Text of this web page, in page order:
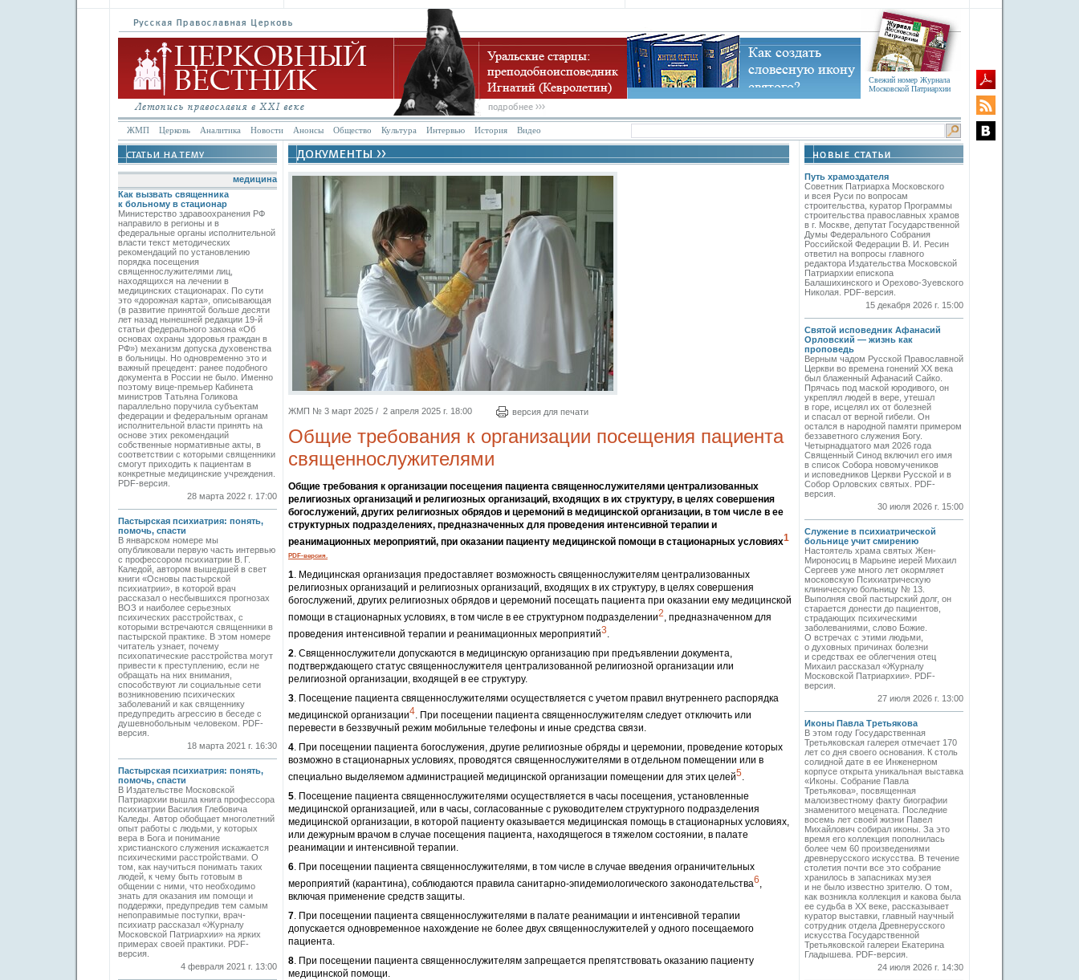
Свежий номер Журнала
Московской Патриархии
ЖМП Церковь Аналитика Новости Анонсы Общество Культура Интервью История Видео
медицина
Как вызвать священника
к больному в стационар
Министерство здравоохранения РФ
направило в регионы и в
федеральные органы исполнительной
власти текст методических
рекомендаций по установлению
порядка посещения
священнослужителями лиц,
находящихся на лечении в
медицинских стационарах. По сути
это «дорожная карта», описывающая
(в развитие принятой больше десяти
лет назад нынешней редакции 19-й
статьи федерального закона «Об
основах охраны здоровья граждан в
РФ») механизм допуска духовенства
в больницы. Но одновременно это и
важный прецедент: ранее подобного
документа в России не было. Именно
поэтому вице-премьер Кабинета
министров Татьяна Голикова
параллельно поручила субъектам
федерации и федеральным органам
исполнительной власти принять на
основе этих рекомендаций
собственные нормативные акты, в
соответствии с которыми священники
смогут приходить к пациентам в
конкретные медицинские учреждения.
PDF-версия.
28 марта 2022 г. 17:00
Пастырская психиатрия: понять,
помочь, спасти
В январском номере мы
опубликовали первую часть интервью
с профессором психиатрии В. Г.
Каледой, автором вышедшей в свет
книги «Основы пастырской
психиатрии», в которой врач
рассказал о несбывшихся прогнозах
ВОЗ и наиболее серьезных
психических расстройствах, с
которыми встречаются священники в
пастырской практике. В этом номере
читатель узнает, почему
психопатические расстройства могут
привести к преступлению, если не
обращать на них внимания,
способствуют ли социальные сети
возникновению психических
заболеваний и как священнику
предупредить агрессию в беседе с
душевнобольным человеком. PDF-
версия.
18 марта 2021 г. 16:30
Пастырская психиатрия: понять,
помочь, спасти
В Издательстве Московской
Патриархии вышла книга профессора
психиатрии Василия Глебовича
Каледы. Автор обобщает многолетний
опыт работы с людьми, у которых
вера в Бога и понимание
христианского служения искажается
психическими расстройствами. О
том, как научиться понимать таких
людей, к чему быть готовым в
общении с ними, что необходимо
знать для оказания им помощи и
поддержки, предупредив тем самым
непоправимые поступки, врач-
психиатр рассказал «Журналу
Московской Патриархии» на ярких
примерах своей практики. PDF-
версия.
4 февраля 2021 г. 13:00
ЖМП № 3 март 2025 / 2 апреля 2025 г. 18:00 версия для печати
Общие требования к организации посещения пациента
священнослужителями
Общие требования к организации посещения пациента священнослужителями централизованных
религиозных организаций и религиозных организаций, входящих в их структуру, в целях совершения
богослужений, других религиозных обрядов и церемоний в медицинской организации, в том числе в ее
структурных подразделениях, предназначенных для проведения интенсивной терапии и
реанимационных мероприятий, при оказании пациенту медицинской помощи в стационарных условиях1
PDF-версия.
1. Медицинская организация предоставляет возможность священнослужителям централизованных
религиозных организаций и религиозных организаций, входящих в их структуру, в целях совершения
богослужений, других религиозных обрядов и церемоний посещать пациента при оказании ему медицинской
помощи в стационарных условиях, в том числе в ее структурном подразделении2, предназначенном для
проведения интенсивной терапии и реанимационных мероприятий3.
2. Священнослужители допускаются в медицинскую организацию при предъявлении документа,
подтверждающего статус священнослужителя централизованной религиозной организации или
религиозной организации, входящей в ее структуру.
3. Посещение пациента священнослужителями осуществляется с учетом правил внутреннего распорядка
медицинской организации4. При посещении пациента священнослужителям следует отключить или
перевести в беззвучный режим мобильные телефоны и иные средства связи.
4. При посещении пациента богослужения, другие религиозные обряды и церемонии, проведение которых
возможно в стационарных условиях, проводятся священнослужителями в отдельном помещении или в
специально выделяемом администрацией медицинской организации помещении для этих целей5.
5. Посещение пациента священнослужителями осуществляется в часы посещения, установленные
медицинской организацией, или в часы, согласованные с руководителем структурного подразделения
медицинской организации, в которой пациенту оказывается медицинская помощь в стационарных условиях,
или дежурным врачом в случае посещения пациента, находящегося в тяжелом состоянии, в палате
реанимации и интенсивной терапии.
6. При посещении пациента священнослужителями, в том числе в случае введения ограничительных
мероприятий (карантина), соблюдаются правила санитарно-­эпидемиологического законодательства6,
включая применение средств защиты.
7. При посещении пациента священнослужителями в палате реанимации и интенсивной терапии
допускается одновременное нахождение не более двух священнослужителей у одного посещаемого
пациента.
8. При посещении пациента священнослужителям запрещается препятствовать оказанию пациенту
медицинской помощи.
Путь храмоздателя
Советник Патриарха Московского
и всея Руси по вопросам
строительства, куратор Программы
строительства православных храмов
в г. Москве, депутат Государственной
Думы Федерального Собрания
Российской Федерации В. И. Ресин
ответил на вопросы главного
редактора Издательства Московской
Патриархии епископа
Балашихинского и Орехово-Зуевского
Николая. PDF-версия.
15 декабря 2026 г. 15:00
Святой исповедник Афанасий
Орловский — жизнь как
проповедь
Верным чадом Русской Православной
Церкви во времена гонений XX века
был блаженный Афанасий Сайко.
Прячась под маской юродивого, он
укреплял людей в вере, утешал
в горе, исцелял их от болезней
и спасал от верной гибели. Он
остался в народной памяти примером
беззаветного служения Богу.
Четырнадцатого мая 2026 года
Священный Синод включил его имя
в список Собора новомучеников
и исповедников Церкви Русской и в
Собор Орловских святых. PDF-
версия.
30 июля 2026 г. 15:00
Служение в психиатрической
больнице учит смирению
Настоятель храма святых Жен-
Мироносиц в Марьине иерей Михаил
Сергеев уже много лет окормляет
московскую Психиатрическую
клиническую больницу № 13.
Выполняя свой пастырский долг, он
старается донести до пациентов,
страдающих психическими
заболеваниями, слово Божие.
О встречах с этими людьми,
о духовных причинах болезни
и средствах ее облегчения отец
Михаил рассказал «Журналу
Московской Патриархии». PDF-
версия.
27 июля 2026 г. 13:00
Иконы Павла Третьякова
В этом году Государственная
Третьяковская галерея отмечает 170
лет со дня своего основания. К столь
солидной дате в ее Инженерном
корпусе открыта уникальная выставка
«Иконы. Собрание Павла
Третьякова», посвященная
малоизвестному факту биографии
знаменитого мецената. Последние
восемь лет своей жизни Павел
Михайлович собирал иконы. За это
время его коллекция пополнилась
более чем 60 произведениями
древнерусского искусства. В течение
столетия почти все это собрание
хранилось в запасниках музея
и не было известно зрителю. О том,
как возникла коллекция и какова была
ее судьба в ХХ веке, рассказывает
куратор выставки, главный научный
сотрудник отдела Древнерусского
искусства Государственной
Третьяковской галереи Екатерина
Гладышева. PDF-версия.
24 июля 2026 г. 14:30